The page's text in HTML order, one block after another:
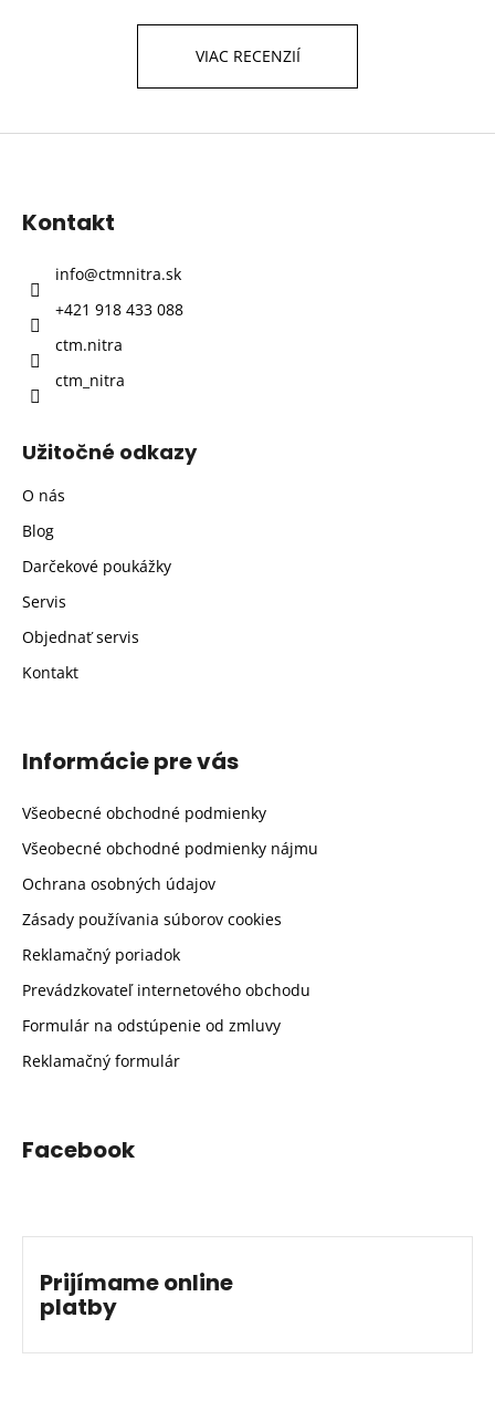
VIAC RECENZIÍ
Kontakt
info@ctmnitra.sk
+421 918 433 088
ctm.nitra
ctm_nitra
Užitočné odkazy
O nás
Blog
Darčekové poukážky
Servis
Objednať servis
Kontakt
Informácie pre vás
Všeobecné obchodné podmienky
Všeobecné obchodné podmienky nájmu
Ochrana osobných údajov
Zásady používania súborov cookies
Reklamačný poriadok
Prevádzkovateľ internetového obchodu
Formulár na odstúpenie od zmluvy
Reklamačný formulár
Facebook
Prijímame online
platby